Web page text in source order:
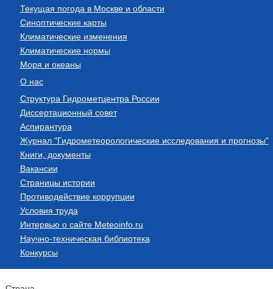
Текущая погода в Москве и области
Синоптические карты
Климатические изменения
Климатические нормы
Моря и океаны
О нас
Структура Гидрометцентра России
Диссертационный совет
Аспирантура
Журнал "Гидрометеорологические исследования и прогнозы"
Книги, документы
Вакансии
Страницы истории
Противодействие коррупции
Условия труда
Интервью о сайте Meteoinfo.ru
Научно-техническая библиотека
Конкурсы